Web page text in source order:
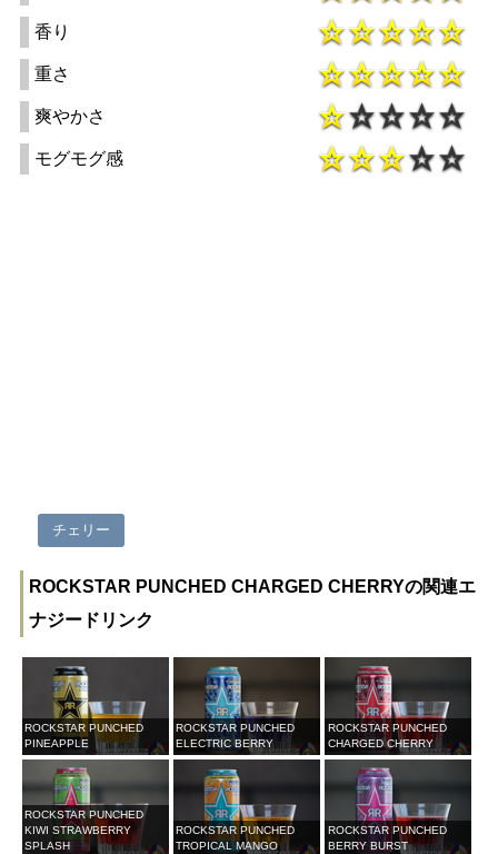
香り
重さ
爽やかさ
モグモグ感
チェリー
ROCKSTAR PUNCHED CHARGED CHERRYの関連エ
ナジードリンク
ROCKSTAR PUNCHED
PINEAPPLE
ROCKSTAR PUNCHED
ELECTRIC BERRY
ROCKSTAR PUNCHED
CHARGED CHERRY
ROCKSTAR PUNCHED
KIWI STRAWBERRY
SPLASH
ROCKSTAR PUNCHED
TROPICAL MANGO
ROCKSTAR PUNCHED
BERRY BURST